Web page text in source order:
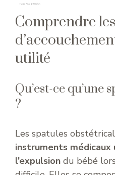
Comprendre
utilité
Qu’est-ce qu’une
?
Les spatules
instruments
l’expulsion du bébé